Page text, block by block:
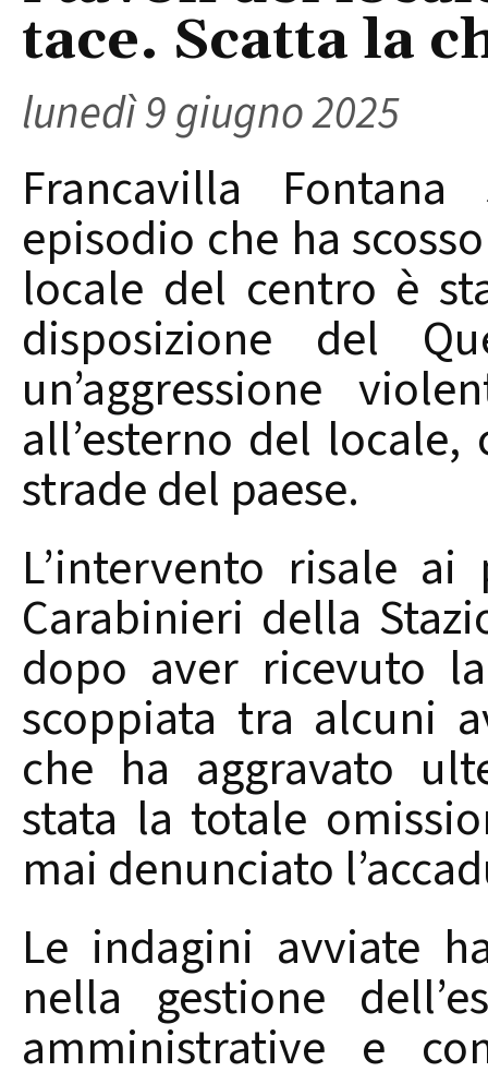
tace. Scatta la
lunedì 9 giugno 2025
Francavilla
episodio che ha
locale del centro è
disposizione del
un’aggressione
all’esterno del
strade del paese.
L’intervento risale
Carabinieri della
dopo aver ricevuto
scoppiata tra alcuni
che ha aggravato
stata la totale
mai denunciato
Le indagini avviate
nella gestione
amministrative e